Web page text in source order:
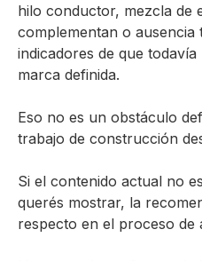
hilo conductor, mezcla de
complementan o ausencia
indicadores de que
marca definida.
Eso no es un obstáculo
trabajo de construcción
Si el contenido actual no
querés mostrar, la
respecto en el proceso de